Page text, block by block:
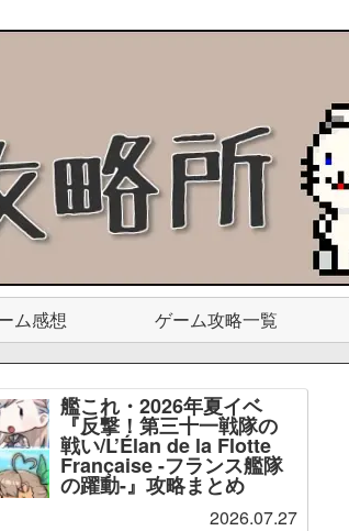
ム感想 ゲーム攻略一覧
艦これ・2026年夏イベ
『反撃！第三十一戦隊の
戦い/L’Élan de la Flotte
Française -フランス艦隊
の躍動-』攻略まとめ
2026.07.27